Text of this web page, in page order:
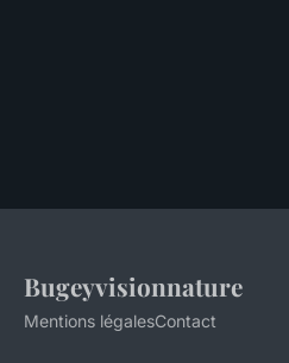
Bugeyvisionnature
Mentions légalesContact